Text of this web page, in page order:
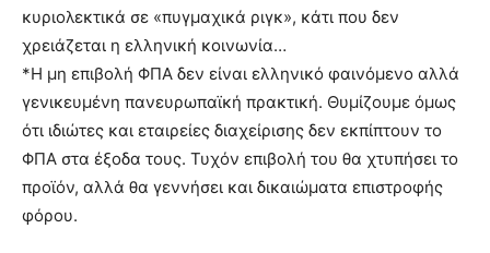
κυριολεκτικά σε «πυγμαχικά ριγκ», κάτι που δεν
χρειάζεται η ελληνική κοινωνία…
*Η μη επιβολή ΦΠΑ δεν είναι ελληνικό φαινόμενο αλλά
γενικευμένη πανευρωπαϊκή πρακτική. Θυμίζουμε όμως
ότι ιδιώτες και εταιρείες διαχείρισης δεν εκπίπτουν το
ΦΠΑ στα έξοδα τους. Τυχόν επιβολή του θα χτυπήσει το
προϊόν, αλλά θα γεννήσει και δικαιώματα επιστροφής
φόρου.